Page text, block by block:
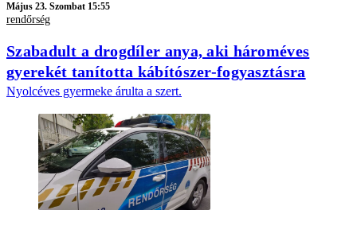
Május 23. Szombat 15:55
rendőrség
Szabadult a drogdíler anya, aki hároméves
gyerekét tanította kábítószer-fogyasztásra
Nyolcéves gyermeke árulta a szert.